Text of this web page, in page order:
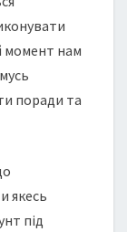
момент нам
поради та
якесь
під